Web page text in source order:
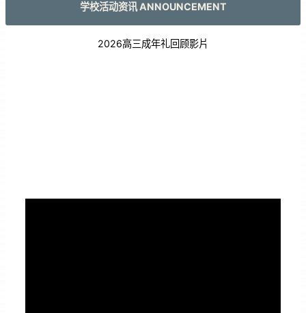
学校活动资讯 ANNOUNCEMENT
2026高三成年礼回顾影片